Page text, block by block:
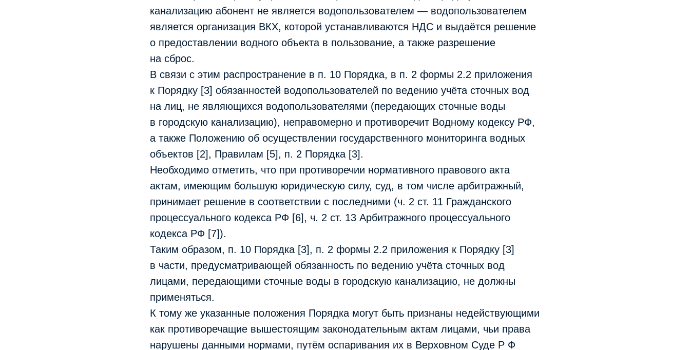
канализацию абонент не является водопользователем — водопользователем
является организация ВКХ, которой устанавливаются НДС и выдаётся решение
о предоставлении водного объекта в пользование, а также разрешение
на сброс.
В связи с этим распространение в п. 10 Порядка, в п. 2 формы 2.2 приложения
к Порядку [3] обязанностей водопользователей по ведению учёта сточных вод
на лиц, не являющихся водопользователями (передающих сточные воды
в городскую канализацию), неправомерно и противоречит Водному кодексу РФ,
а также Положению об осуществлении государственного мониторинга водных
объектов [2], Правилам [5], п. 2 Порядка [3].
Необходимо отметить, что при противоречии нормативного правового акта
актам, имеющим большую юридическую силу, суд, в том числе арбитражный,
принимает решение в соответствии с последними (ч. 2 ст. 11 Гражданского
процессуального кодекса РФ [6], ч. 2 ст. 13 Арбитражного процессуального
кодекса РФ [7]).
Таким образом, п. 10 Порядка [3], п. 2 формы 2.2 приложения к Порядку [3]
в части, предусматривающей обязанность по ведению учёта сточных вод
лицами, передающими сточные воды в городскую канализацию, не должны
применяться.
К тому же указанные положения Порядка могут быть признаны недействующими
как противоречащие вышестоящим законодательным актам лицами, чьи права
нарушены данными нормами, путём оспаривания их в Верховном Суде Р Ф